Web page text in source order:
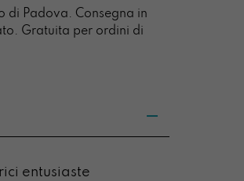
di Padova. Consegna in
Gratuita per ordini di
entusiaste